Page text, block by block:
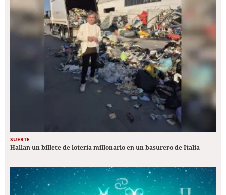
SUERTE
Hallan un billete de lotería millonario en un basurero de Italia